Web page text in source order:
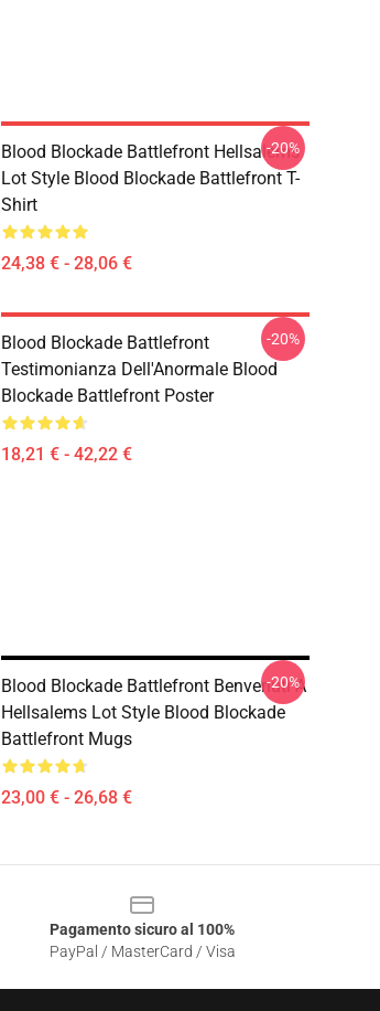
Blood Blockade Battlefront Hellsalems
Lot Style Blood Blockade Battlefront T-
Shirt
24,38 € - 28,06 €
-20%
Blood Blockade Battlefront
Testimonianza Dell'Anormale Blood
Blockade Battlefront Poster
18,21 € - 42,22 €
-20%
Blood Blockade Battlefront Benvenuti A
Hellsalems Lot Style Blood Blockade
Battlefront Mugs
23,00 € - 26,68 €
-20%
Pagamento sicuro al 100%
PayPal / MasterCard / Visa